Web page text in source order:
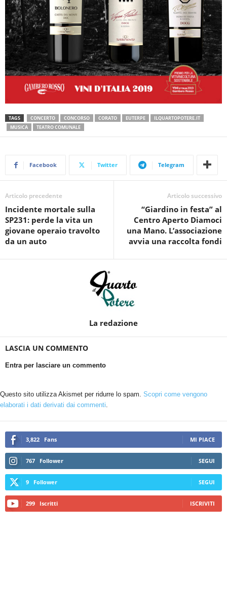
TAGS CONCERTO CONCORSO CORATO EUTERPE
ILQUARTOPOTERE.IT
MUSICA
TEATRO COMUNALE
Facebook Twitter Telegram
Articolo precedente
Incidente mortale sulla
SP231: perde la vita un
giovane operaio travolto
da un auto
Articolo successivo
“Giardino in festa” al
Centro Aperto Diamoci
una Mano. L’associazione
avvia una raccolta fondi
La redazione
LASCIA UN COMMENTO
Entra per lasciare un commento
Questo sito utilizza Akismet per ridurre lo spam. Scopri come vengono
elaborati i dati derivati dai commenti.
3,822 Fans MI PIACE
767 Follower SEGUI
9 Follower SEGUI
299 Iscritti ISCRIVITI